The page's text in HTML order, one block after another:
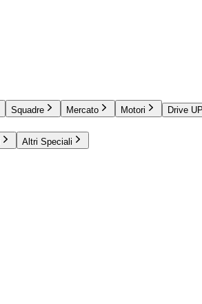
Squadre Mercato Motori Drive UP
Altri Speciali